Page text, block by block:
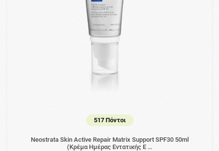
517 Πόντοι
Neostrata Skin Active Repair Matrix Support SPF30 50ml
(Kρέμα Ημέρας Εντατικής Ε …